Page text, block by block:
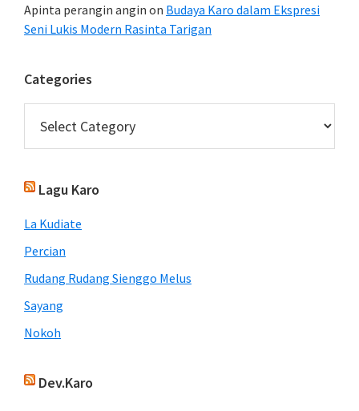
Apinta perangin angin on Budaya Karo dalam Ekspresi
Seni Lukis Modern Rasinta Tarigan
Categories
Lagu Karo
La Kudiate
Percian
Rudang Rudang Sienggo Melus
Sayang
Nokoh
Dev.Karo